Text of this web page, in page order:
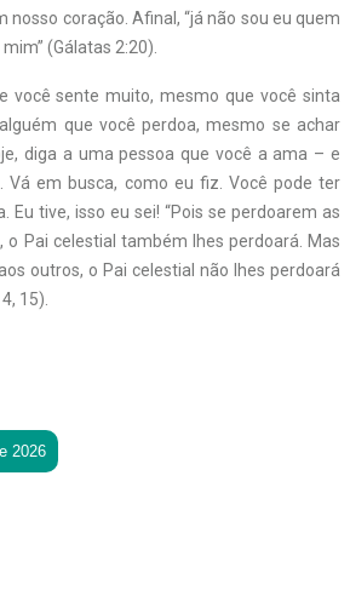
nosso coração. Afinal, “já não sou eu quem
(Gálatas 2:20).
você sente muito, mesmo que você sinta
que você perdoa, mesmo se achar
diga a uma pessoa que você a ama – e
Vá em busca, como eu fiz. Você pode ter
Eu tive, isso eu sei! “Pois se perdoarem as
o Pai celestial também lhes perdoará. Mas
outros, o Pai celestial não lhes perdoará
15).
2026